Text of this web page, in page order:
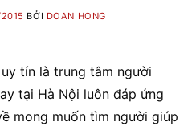
BỞI DOAN HONG
tín là trung tâm người
tại Hà Nội luôn đáp ứng
mong muốn tìm người giúp